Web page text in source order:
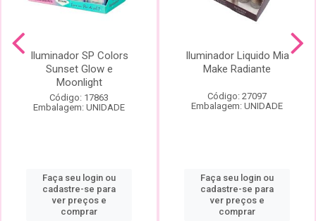
Iluminador SP Colors
Sunset Glow e
Moonlight
Código: 17863
Embalagem: UNIDADE
Faça seu login ou
cadastre-se para
ver preços e
comprar
Iluminador Liquido Mia
Make Radiante
Código: 27097
Embalagem: UNIDADE
Faça seu login ou
cadastre-se para
ver preços e
comprar